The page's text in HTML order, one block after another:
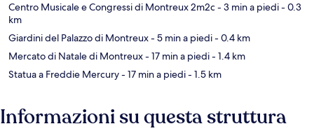
Centro Musicale e Congressi di Montreux 2m2c- 3 min a piedi- 0.3
km
Giardini del Palazzo di Montreux- 5 min a piedi- 0.4 km
Mercato di Natale di Montreux- 17 min a piedi- 1.4 km
Statua a Freddie Mercury- 17 min a piedi- 1.5 km
Informazioni su questa struttura